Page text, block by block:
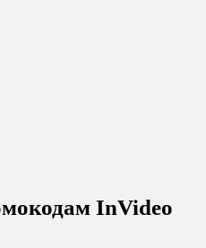
InVideo